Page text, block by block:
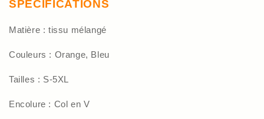
SPECIFICATIONS
Matière : tissu mélangé
Couleurs : Orange, Bleu
Tailles : S-5XL
Encolure : Col en V